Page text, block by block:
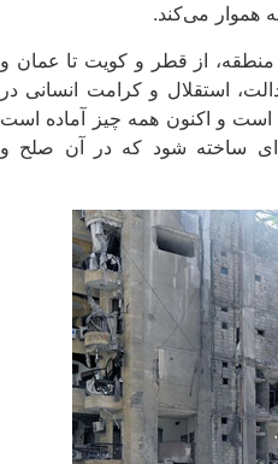
هموار می‌کند.
از قطر و کویت تا عمان و
استقلال و کرامت انسانی در
است و اکنون همه چیز آماده است
ساخته شود که در آن صلح و